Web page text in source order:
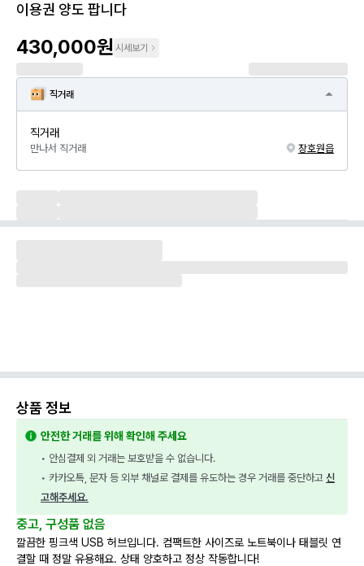
이용권 양도 팝니다
430,000원 시세보기
직거래
직거래
만나서 직거래 장호원읍
상품 정보
안전한 거래를 위해 확인해 주세요
• 안심결제 외 거래는 보호받을 수 없습니다.
• 카카오톡, 문자 등 외부 채널로 결제를 유도하는 경우 거래를 중단하고 신
고해주세요.
중고, 구성품 없음
깔끔한 핑크색 USB 허브입니다. 컴팩트한 사이즈로 노트북이나 태블릿 연
결할 때 정말 유용해요. 상태 양호하고 정상 작동합니다!